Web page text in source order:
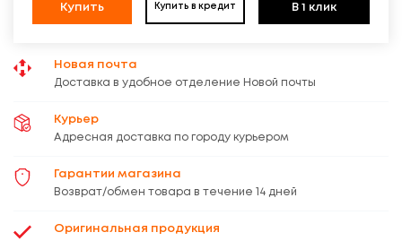
Купить Купить в кредит В 1 клик
Новая почта
Доставка в удобное отделение Новой почты
Курьер
Адресная доставка по городу курьером
Гарантии магазина
Возврат/обмен товара в течение 14 дней
Оригинальная продукция